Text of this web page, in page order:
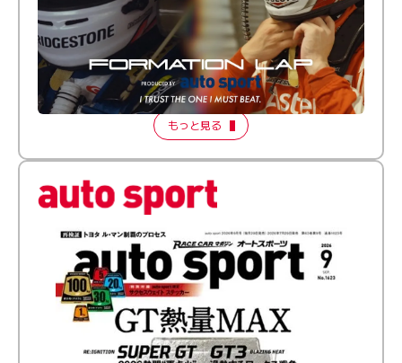
倒す相手を、信じてる。小林利徠斗 × 野村勇斗
【FORMATION LAP Produced by auto sport】
2026 Episode 2
もっと見る